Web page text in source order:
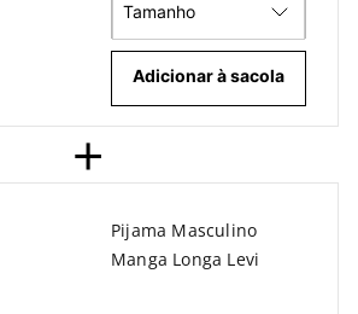
Tamanho
Adicionar à sacola
+
Pijama Masculino
Manga Longa Levi